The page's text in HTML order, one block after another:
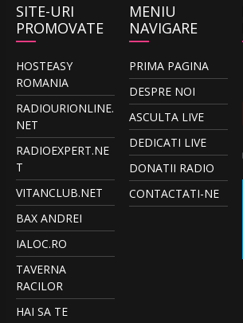
SITE-URI
PROMOVATE
HOSTEASY
ROMANIA
RADIOURIONLINE.
NET
RADIOEXPERT.NE
T
VITANCLUB.NET
BAX ANDREI
IALOC.RO
TAVERNA
RACILOR
HAI SA TE
MENIU
NAVIGARE
PRIMA PAGINA
DESPRE NOI
ASCULTA LIVE
DEDICATI LIVE
DONATII RADIO
CONTACTATI-NE